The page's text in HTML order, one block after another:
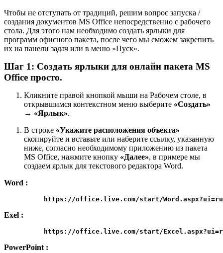
Чтобы не отступать от традиций, решим вопрос запуска /
создания документов MS Office непосредственно с рабочего
стола. Для этого нам необходимо создать ярлыки для
программ офисного пакета, после чего мы сможем закрепить
их на панели задач или в меню «Пуск».
Шаг 1: Создать ярлыки для онлайн пакета MS
Office просто.
Кликните правой кнопкой мыши на Рабочем столе, в
открывшимся контекстном меню выберите «Создать»
→ «Ярлык».
В строке «Укажите расположения объекта»
скопируйте и вставьте или наберите ссылку, указанную
ниже, согласно необходимому приложению из пакета
MS Office, нажмите кнопку «Далее», в примере мы
создаем ярлык для текстового редактора Word.
Word :
https://office.live.com/start/
Exel :
https://office.live.com/start/
PowerPoint :